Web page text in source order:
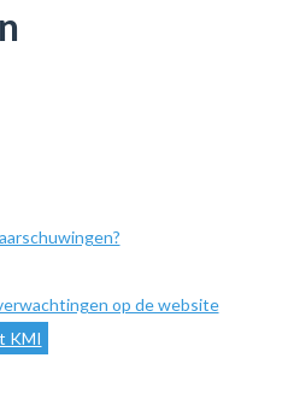
op de website
KMI